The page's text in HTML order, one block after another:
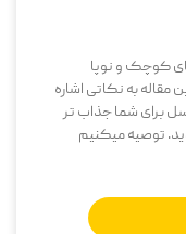
کوچک و نوپا
مقاله به نکاتی اشاره
برای شما جذاب تر
توصیه میکنیم